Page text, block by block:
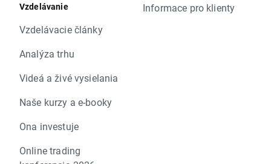
Vzdelávanie
Vzdelávacie články
Analýza trhu
Videá a živé vysielania
Naše kurzy a e-booky
Ona investuje
Online trading
Informace pro klienty